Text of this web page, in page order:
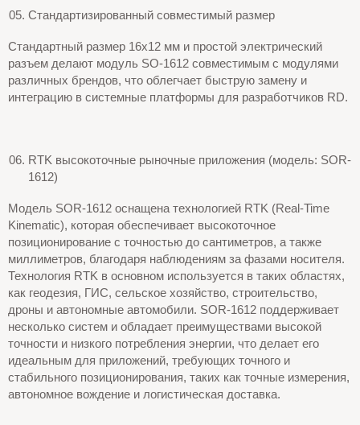
Стандартизированный совместимый размер
Стандартный размер 16x12 мм и простой электрический
разъем делают модуль SO-1612 совместимым с модулями
различных брендов, что облегчает быструю замену и
интеграцию в системные платформы для разработчиков RD.
RTK высокоточные рыночные приложения (модель: SOR-
1612)
Модель SOR-1612 оснащена технологией RTK (Real-Time
Kinematic), которая обеспечивает высокоточное
позиционирование с точностью до сантиметров, а также
миллиметров, благодаря наблюдениям за фазами носителя.
Технология RTK в основном используется в таких областях,
как геодезия, ГИС, сельское хозяйство, строительство,
дроны и автономные автомобили. SOR-1612 поддерживает
несколько систем и обладает преимуществами высокой
точности и низкого потребления энергии, что делает его
идеальным для приложений, требующих точного и
стабильного позиционирования, таких как точные измерения,
автономное вождение и логистическая доставка.